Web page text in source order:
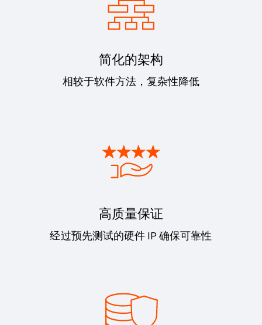
简化的架构
相较于软件方法，复杂性降低
高质量保证
经过预先测试的硬件 IP 确保可靠性